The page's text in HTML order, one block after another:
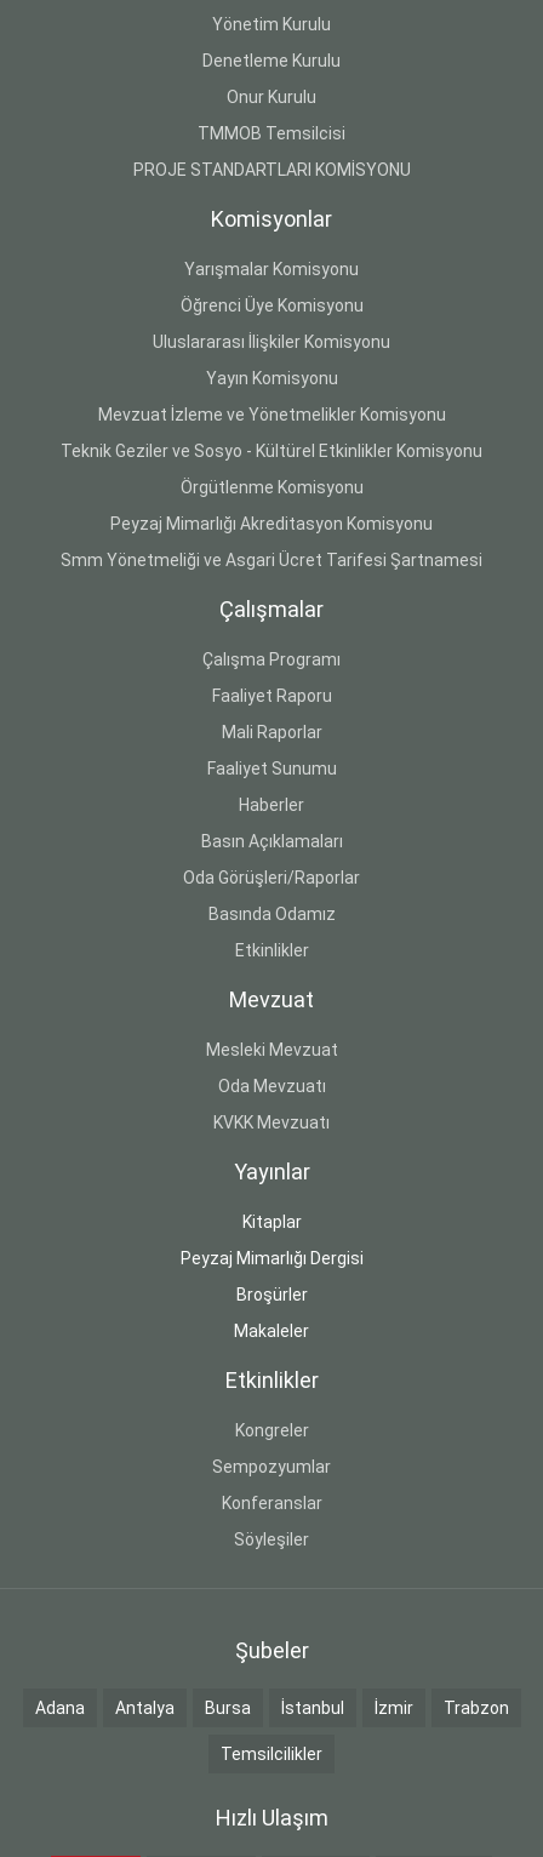
Yönetim Kurulu
Denetleme Kurulu
Onur Kurulu
TMMOB Temsilcisi
PROJE STANDARTLARI KOMİSYONU
Komisyonlar
Yarışmalar Komisyonu
Öğrenci Üye Komisyonu
Uluslararası İlişkiler Komisyonu
Yayın Komisyonu
Mevzuat İzleme ve Yönetmelikler Komisyonu
Teknik Geziler ve Sosyo - Kültürel Etkinlikler Komisyonu
Örgütlenme Komisyonu
Peyzaj Mimarlığı Akreditasyon Komisyonu
Smm Yönetmeliği ve Asgari Ücret Tarifesi Şartnamesi
Çalışmalar
Çalışma Programı
Faaliyet Raporu
Mali Raporlar
Faaliyet Sunumu
Haberler
Basın Açıklamaları
Oda Görüşleri/Raporlar
Basında Odamız
Etkinlikler
Mevzuat
Mesleki Mevzuat
Oda Mevzuatı
KVKK Mevzuatı
Yayınlar
Kitaplar
Peyzaj Mimarlığı Dergisi
Broşürler
Makaleler
Etkinlikler
Kongreler
Sempozyumlar
Konferanslar
Söyleşiler
Şubeler
Adana Antalya Bursa İstanbul İzmir Trabzon
Temsilcilikler
Hızlı Ulaşım